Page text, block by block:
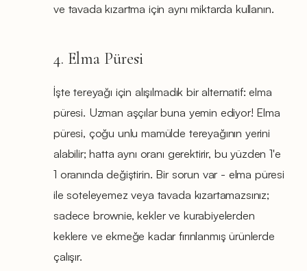
ve tavada kızartma için aynı miktarda kullanın.
4. Elma Püresi
İşte tereyağı için alışılmadık bir alternatif: elma
püresi. Uzman aşçılar buna yemin ediyor! Elma
püresi, çoğu unlu mamülde tereyağının yerini
alabilir; hatta aynı oranı gerektirir, bu yüzden 1'e
1 oranında değiştirin. Bir sorun var - elma püresi
ile soteleyemez veya tavada kızartamazsınız;
sadece brownie, kekler ve kurabiyelerden
keklere ve ekmeğe kadar fırınlanmış ürünlerde
çalışır.